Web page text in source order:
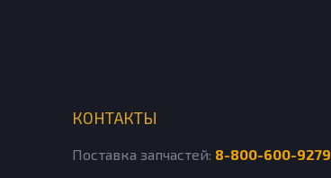
КОНТАКТЫ
Поставка запчастей: 8-800-600-9279